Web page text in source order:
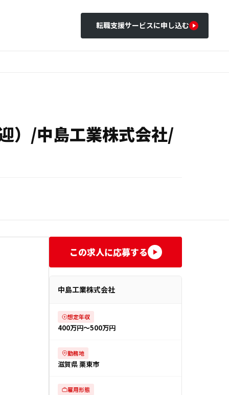
転職支援サービスに申し込む
）/中島工業株式会社/
この求人に応募する
中島工業株式会社
想定年収
400万円〜500万円
勤務地
滋賀県 栗東市
雇用形態